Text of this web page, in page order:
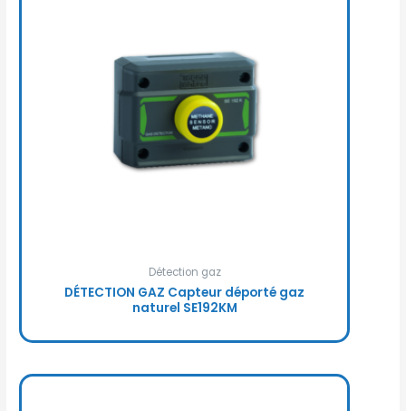
Détection gaz
DÉTECTION GAZ Capteur déporté gaz
naturel SE192KM